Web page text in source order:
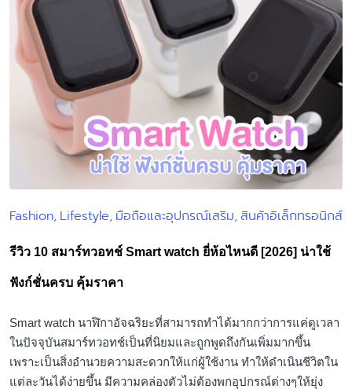
Posted
Fashion Lifestyle มือถือและอุปกรณ์เสริม สินค้าอิเล็กทรอนิกส์
รีวิว 10 สมาร์ทวอทช์ Smart watch ยี่ห้อไหนดี [2026] น่าใช้
ฟังก์ชั่นครบ คุ้มราคา
Smart watch นาฬิกาอัจฉริยะที่สามารถทำได้มากกว่าการแค่ดูเวลา
ในปัจจุบันสมาร์ทวอทช์เป็นที่นิยมและถูกพูดถึงกันเพิ่มมากขึ้น
เพราะเป็นสิ่งอำนวยความสะดวกให้แก่ผู้ใช้งาน ทำให้ดำเนินชีวิตใน
แต่ละวันได้ง่ายขึ้น มีความคล่องตัวไม่ต้องพกอุปกรณ์ต่างๆให้ยุ่ง